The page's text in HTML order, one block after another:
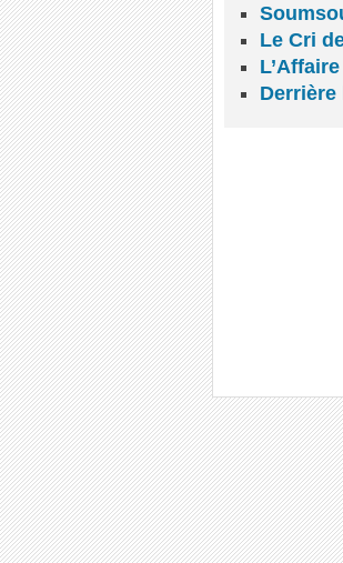
Le Cri
Derrière